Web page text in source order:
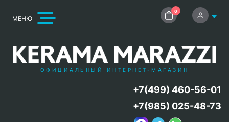
МЕНЮ
0
ОФИЦИАЛЬНЫЙ ИНТЕРНЕТ-МАГАЗИН
+7(499) 460-56-01
+7(985) 025-48-73